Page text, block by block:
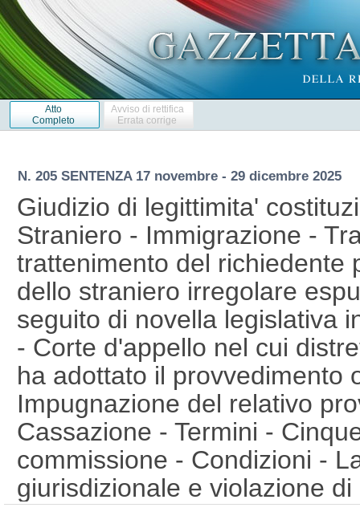
Atto
Completo
Avviso di rettifica
Errata corrige
N. 205 SENTENZA 17 novembre - 29 dicembre 2025
Giudizio di legittimita'
Straniero - Immigrazione -
trattenimento del richiedente
dello straniero irregolare
seguito di novella legislativa
- Corte d'appello nel cui
ha adottato il provvedimento
Impugnazione del relativo
Cassazione - Termini -
commissione - Condizioni -
giurisdizionale e violazione